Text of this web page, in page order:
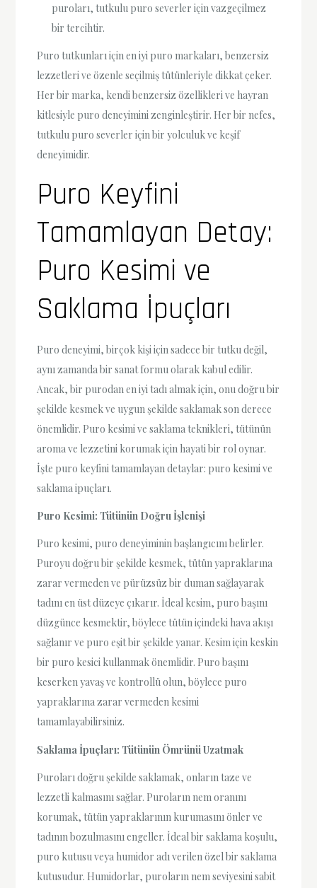
puroları, tutkulu puro severler için vazgeçilmez
bir tercihtir.
Puro tutkunları için en iyi puro markaları, benzersiz
lezzetleri ve özenle seçilmiş tütünleriyle dikkat çeker.
Her bir marka, kendi benzersiz özellikleri ve hayran
kitlesiyle puro deneyimini zenginleştirir. Her bir nefes,
tutkulu puro severler için bir yolculuk ve keşif
deneyimidir.
Puro Keyfini
Tamamlayan Detay:
Puro Kesimi ve
Saklama İpuçları
Puro deneyimi, birçok kişi için sadece bir tutku değil,
aynı zamanda bir sanat formu olarak kabul edilir.
Ancak, bir purodan en iyi tadı almak için, onu doğru bir
şekilde kesmek ve uygun şekilde saklamak son derece
önemlidir. Puro kesimi ve saklama teknikleri, tütünün
aroma ve lezzetini korumak için hayati bir rol oynar.
İşte puro keyfini tamamlayan detaylar: puro kesimi ve
saklama ipuçları.
Puro Kesimi: Tütünün Doğru İşlenişi
Puro kesimi, puro deneyiminin başlangıcını belirler.
Puroyu doğru bir şekilde kesmek, tütün yapraklarına
zarar vermeden ve pürüzsüz bir duman sağlayarak
tadını en üst düzeye çıkarır. İdeal kesim, puro başını
düzgünce kesmektir, böylece tütün içindeki hava akışı
sağlanır ve puro eşit bir şekilde yanar. Kesim için keskin
bir puro kesici kullanmak önemlidir. Puro başını
keserken yavaş ve kontrollü olun, böylece puro
yapraklarına zarar vermeden kesimi
tamamlayabilirsiniz.
Saklama İpuçları: Tütünün Ömrünü Uzatmak
Puroları doğru şekilde saklamak, onların taze ve
lezzetli kalmasını sağlar. Puroların nem oranını
korumak, tütün yapraklarının kurumasını önler ve
tadının bozulmasını engeller. İdeal bir saklama koşulu,
puro kutusu veya humidor adı verilen özel bir saklama
kutusudur. Humidorlar, puroların nem seviyesini sabit